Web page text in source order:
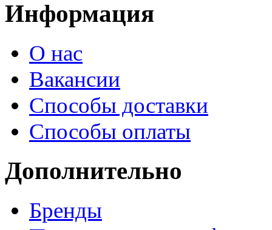
Информация
О нас
Вакансии
Способы доставки
Способы оплаты
Дополнительно
Бренды